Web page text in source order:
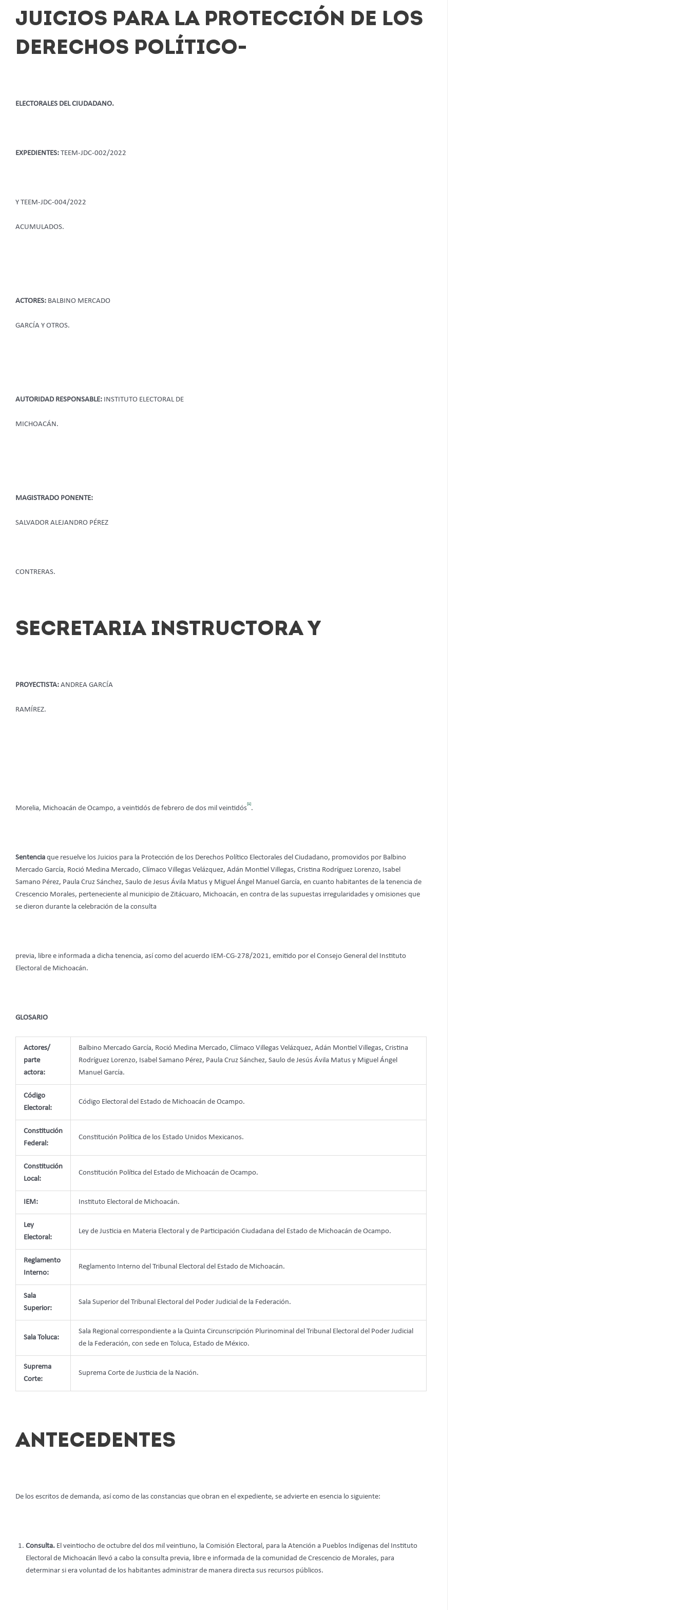
JUICIOS PARA LA PROTECCIÓN DE LOS
DERECHOS POLÍTICO-
ELECTORALES DEL CIUDADANO.
EXPEDIENTES: TEEM-JDC-002/2022
Y TEEM-JDC-004/2022
ACUMULADOS.
ACTORES: BALBINO MERCADO
GARCÍA Y OTROS.
AUTORIDAD RESPONSABLE: INSTITUTO ELECTORAL DE
MICHOACÁN.
MAGISTRADO PONENTE:
SALVADOR ALEJANDRO PÉREZ
CONTRERAS.
SECRETARIA INSTRUCTORA Y
PROYECTISTA: ANDREA GARCÍA
RAMÍREZ.
Morelia, Michoacán de Ocampo, a veintidós de febrero de dos mil veintidós
[1]
.
Sentencia que resuelve los Juicios para la Protección de los Derechos Político Electorales del Ciudadano, promovidos por Balbino
Mercado García, Roció Medina Mercado, Clímaco Villegas Velázquez, Adán Montiel Villegas, Cristina Rodríguez Lorenzo, Isabel
Samano Pérez, Paula Cruz Sánchez, Saulo de Jesus Ávila Matus y Miguel Ángel Manuel García, en cuanto habitantes de la tenencia de
Crescencio Morales, perteneciente al municipio de Zitácuaro, Michoacán, en contra de las supuestas irregularidades y omisiones que
se dieron durante la celebración de la consulta
previa, libre e informada a dicha tenencia, así como del acuerdo IEM-CG-278/2021, emitido por el Consejo General del Instituto
Electoral de Michoacán.
GLOSARIO
Actores/
parte
actora:
Balbino Mercado García, Roció Medina Mercado, Clímaco Villegas Velázquez, Adán Montiel Villegas, Cristina
Rodríguez Lorenzo, Isabel Samano Pérez, Paula Cruz Sánchez, Saulo de Jesús Ávila Matus y Miguel Ángel
Manuel García.
Código
Electoral:
Código Electoral del Estado de Michoacán de Ocampo.
Constitución
Federal:
Constitución Política de los Estado Unidos Mexicanos.
Constitución
Local:
Constitución Política del Estado de Michoacán de Ocampo.
IEM: Instituto Electoral de Michoacán.
Ley
Electoral:
Ley de Justicia en Materia Electoral y de Participación Ciudadana del Estado de Michoacán de Ocampo.
Reglamento
Interno:
Reglamento Interno del Tribunal Electoral del Estado de Michoacán.
Sala
Superior:
Sala Superior del Tribunal Electoral del Poder Judicial de la Federación.
Sala Toluca:
Sala Regional correspondiente a la Quinta Circunscripción Plurinominal del Tribunal Electoral del Poder Judicial
de la Federación, con sede en Toluca, Estado de México.
Suprema
Corte:
Suprema Corte de Justicia de la Nación.
ANTECEDENTES
De los escritos de demanda, así como de las constancias que obran en el expediente, se advierte en esencia lo siguiente:
Consulta. El veintiocho de octubre del dos mil veintiuno, la Comisión Electoral, para la Atención a Pueblos Indígenas del Instituto
Electoral de Michoacán llevó a cabo la consulta previa, libre e informada de la comunidad de Crescencio de Morales, para
determinar si era voluntad de los habitantes administrar de manera directa sus recursos públicos.